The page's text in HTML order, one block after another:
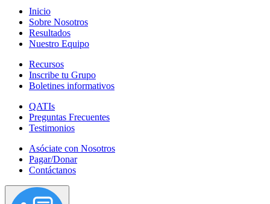
Inicio
Sobre Nosotros
Resultados
Nuestro Equipo
Recursos
Inscribe tu Grupo
Boletines informativos
QATIs
Preguntas Frecuentes
Testimonios
Asóciate con Nosotros
Pagar/Donar
Contáctanos